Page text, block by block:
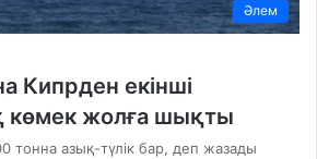
Әлем
Кипрден екінші
көмек жолға шықты
тонна азық-түлік бар, деп жазады